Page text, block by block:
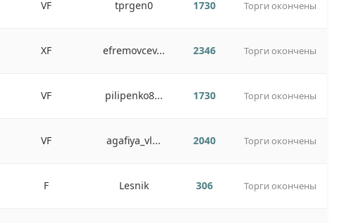
VF tprgen0 1730 Торги окончены
XF efremovcev... 2346 Торги окончены
VF pilipenko8... 1730 Торги окончены
VF agafiya_vl... 2040 Торги окончены
F Lesnik 306 Торги окончены